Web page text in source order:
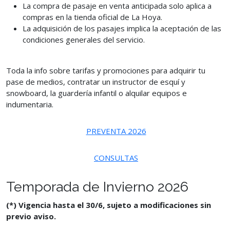
La compra de pasaje en venta anticipada solo aplica a
compras en la tienda oficial de La Hoya.
La adquisición de los pasajes implica la aceptación de las
condiciones generales del servicio.
Toda la info sobre tarifas y promociones para adquirir tu
pase de medios, contratar un instructor de esquí y
snowboard, la guardería infantil o alquilar equipos e
indumentaria.
PREVENTA 2026
CONSULTAS
Temporada de Invierno 2026
(*) Vigencia hasta el 30/6, sujeto a modificaciones sin
previo aviso.